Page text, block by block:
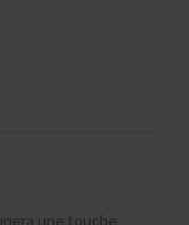
une touche